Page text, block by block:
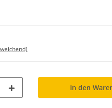
In den